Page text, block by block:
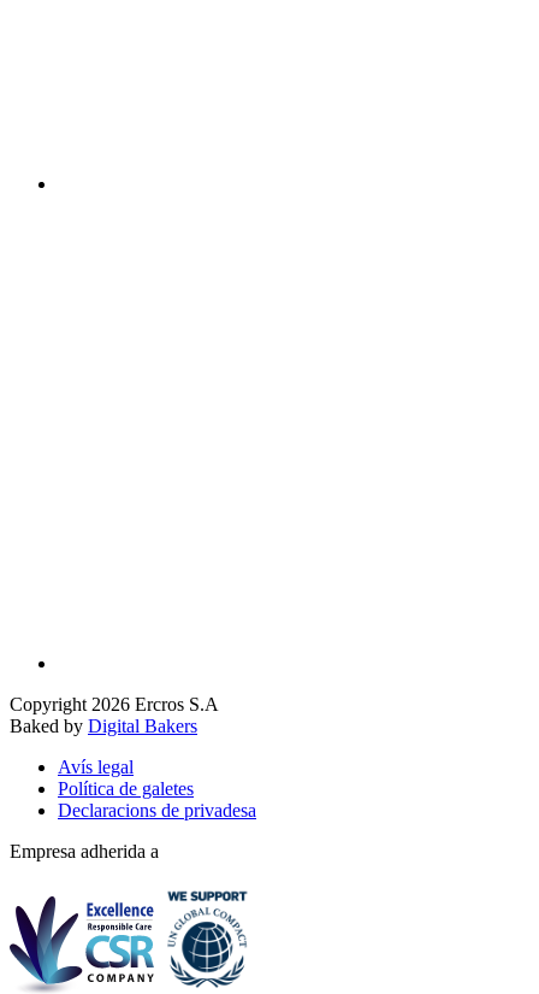
Copyright 2026 Ercros S.A
Baked by Digital Bakers
Avís legal
Política de galetes
Declaracions de privadesa
Empresa adherida a